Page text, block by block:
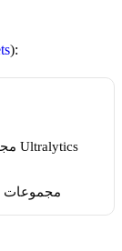
):
مجموعات بيانات منسقة من Ultralytics
مجموعات